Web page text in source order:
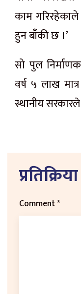
काम
हुन बाँकी छ ।’
सो पुल
वर्ष ५ लाख
स्थानीय
प्रतिक्रिया
Comment*